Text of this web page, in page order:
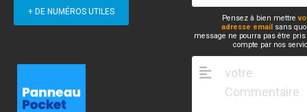
+ DE NUMÉROS UTILES
Pensez à bien mettre
adresse email sans
message ne pourra pas être
compte par nos